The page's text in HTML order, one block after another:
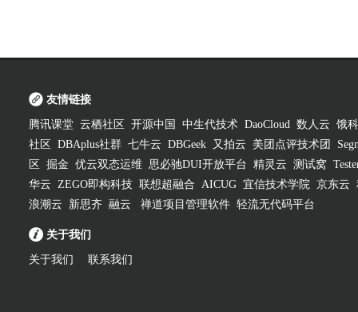
友情链接
腾讯课堂 云栖社区 开源中国 中生代技术 DaoCloud 数人云 饿
社区
DBAplus社群 七牛云 DBGeek 又拍云 美团点评技术团
区
掘金 优云双态运维 思必驰DUI开放平台 精灵云 测试窝
华云 ZEGO即构科技 联想超融合 AICUG 宜信技术学院 京东云
浪潮云
新思齐 融云 禅道项目管理软件 轻流无代码平台
关于我们
关于我们 联系我们